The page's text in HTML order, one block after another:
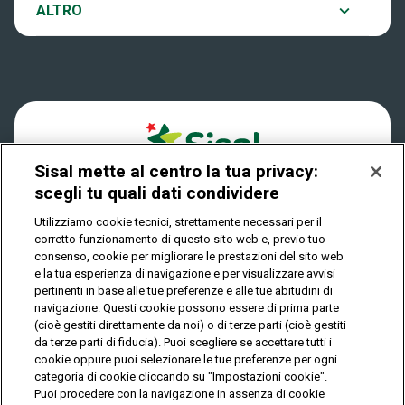
Play Your Date
Dove si gioca
Quanto si vince
Come riscuotere
ALTRO
Notifiche
Privacy
IL GIOCO È VIETATO AI MINORI E PUÒ CAUSARE
DIPENDENZA PATOLOGICA
© Copyright Sisal Italia S.p.A. - P.I. 02433760135
Privacy Cookies
Mappa
del
sito
Sisal mette al centro la tua privacy:
scegli tu quali dati condividere
Utilizziamo cookie tecnici, strettamente necessari per il
corretto funzionamento di questo sito web e, previo tuo
consenso, cookie per migliorare le prestazioni del sito web
e la tua esperienza di navigazione e per visualizzare avvisi
pertinenti in base alle tue preferenze e alle tue abitudini di
navigazione. Questi cookie possono essere di prima parte
(cioè gestiti direttamente da noi) o di terze parti (cioè gestiti
da terze parti di fiducia). Puoi scegliere se accettare tutti i
cookie oppure puoi selezionare le tue preferenze per ogni
categoria di cookie cliccando su "Impostazioni cookie".
Puoi procedere con la navigazione in assenza di cookie